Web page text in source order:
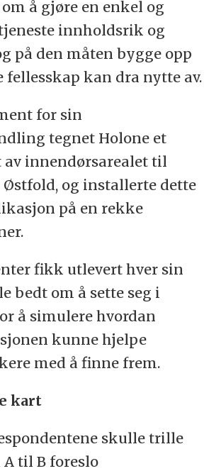
å gjøre en enkel og
innholdsrik og
på den måten bygge opp
fellesskap kan dra nytte av.
for sin
tegnet Holone et
innendørsarealet til
og installerte dette
på en rekke
fikk utlevert hver sin
bedt om å sette seg i
å simulere hvordan
kunne hjelpe
med å finne frem.
kart
skulle trille
til B foreslo